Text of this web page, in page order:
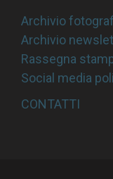
Archivio
Archivio
Rassegna
Social media
CONTATTI